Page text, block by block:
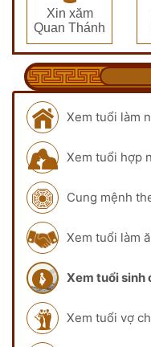
Xin xăm
Quan Thánh
Xem tuổi làm
Xem tuổi hợp
Cung mệnh
Xem tuổi làm
Xem tuổi sinh
Xem tuổi vợ